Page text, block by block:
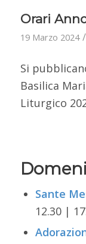
Orari
19 Marzo 2024 /
Si
Basilica
Liturgico
Sante
12.30 |